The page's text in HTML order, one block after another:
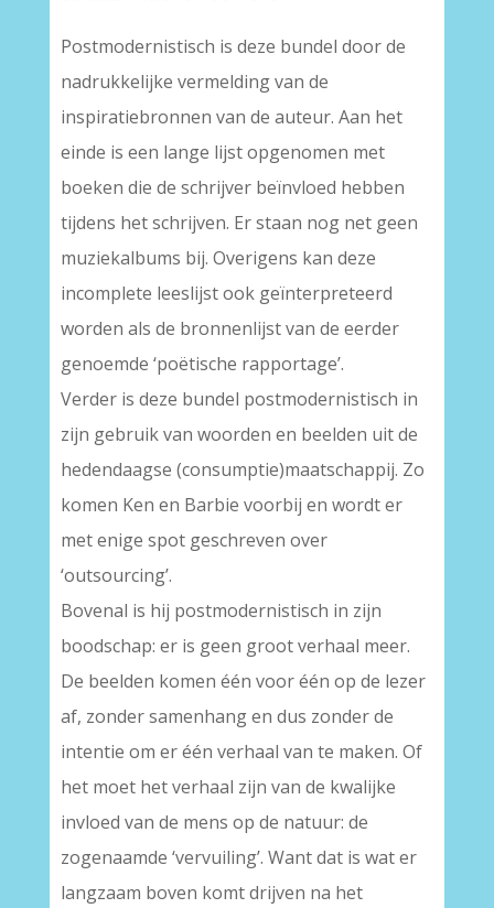
Postmodernistisch is deze bundel door de
nadrukkelijke vermelding van de
inspiratiebronnen van de auteur. Aan het
einde is een lange lijst opgenomen met
boeken die de schrijver beïnvloed hebben
tijdens het schrijven. Er staan nog net geen
muziekalbums bij. Overigens kan deze
incomplete leeslijst ook geïnterpreteerd
worden als de bronnenlijst van de eerder
genoemde ‘poëtische rapportage’.
Verder is deze bundel postmodernistisch in
zijn gebruik van woorden en beelden uit de
hedendaagse (consumptie)maatschappij. Zo
komen Ken en Barbie voorbij en wordt er
met enige spot geschreven over
‘outsourcing’.
Bovenal is hij postmodernistisch in zijn
boodschap: er is geen groot verhaal meer.
De beelden komen één voor één op de lezer
af, zonder samenhang en dus zonder de
intentie om er één verhaal van te maken. Of
het moet het verhaal zijn van de kwalijke
invloed van de mens op de natuur: de
zogenaamde ‘vervuiling’. Want dat is wat er
langzaam boven komt drijven na het